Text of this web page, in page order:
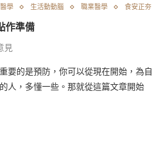
學 生活動動腦 職業醫學 食安正夯
作準備
見
要的是預防，你可以從現在開始，為自
人，多懂一些。那就從這篇文章開始